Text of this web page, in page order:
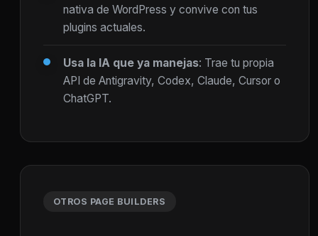
nativa de WordPress y convive con tus
plugins actuales.
Usa la IA que ya manejas: Trae tu propia
API de Antigravity, Codex, Claude, Cursor o
ChatGPT.
OTROS PAGE BUILDERS